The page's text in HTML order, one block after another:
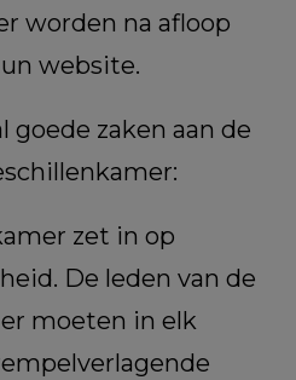
worden na afloop
website.
goede zaken aan de
zet in op
De leden van de
moeten in elk